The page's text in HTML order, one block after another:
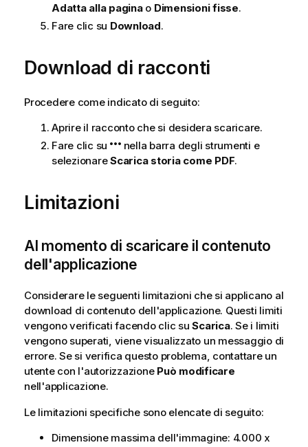
Adatta alla paginao Dimensioni fisse.
Fare clic su Download.
Download di racconti
Procedere come indicato di seguito:
Aprire il racconto che si desidera scaricare.
Fare clic su
nella barra degli strumenti e
selezionareScarica storia come PDF.
Limitazioni
Al momento di scaricare il contenuto
dell'applicazione
Considerare le seguenti limitazioni che si applicano al
download di contenuto dell'applicazione. Questi limiti
vengono verificati facendo clic suScarica. Se i limiti
vengono superati, viene visualizzato un messaggio di
errore. Se si verifica questo problema, contattare un
utente con l'autorizzazione Può modificare
nell'applicazione.
Le limitazioni specifiche sono elencate di seguito:
Dimensione massima dell'immagine: 4.000 x